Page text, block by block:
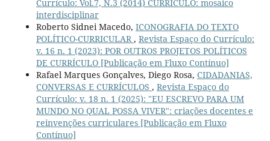
Currículo: Vol.7, N.3 (2014) CURRÍCULO: mosaico
interdisciplinar
Roberto Sidnei Macedo, ICONOGRAFIA DO TEXTO
POLÍTICO-CURRICULAR, Revista Espaço do Currículo:
v. 16 n. 1 (2023): POR OUTROS PROJETOS POLÍTICOS
DE CURRÍCULO [Publicação em Fluxo Contínuo]
Rafael Marques Gonçalves, Diego Rosa, CIDADANIAS,
CONVERSAS E CURRÍCULOS , Revista Espaço do
Currículo: v. 18 n. 1 (2025): "EU ESCREVO PARA UM
MUNDO NO QUAL POSSA VIVER": criações docentes e
reinvenções curriculares [Publicação em Fluxo
Contínuo]